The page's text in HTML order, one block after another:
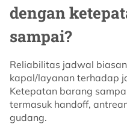
dengan
sampai?
Reliabilitas jadwal
kapal/layanan terhadap
Ketepatan barang
termasuk handoff,
gudang.